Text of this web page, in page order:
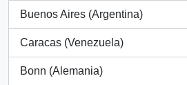
Buenos Aires (Argentina)
, 11 resultados
Caracas (Venezuela)
, 9 resultados
Bonn (Alemania)
, 7 resultados